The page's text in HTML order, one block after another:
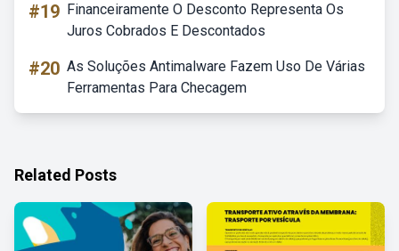
#19 Financeiramente O Desconto Representa Os
Juros Cobrados E Descontados
#20 As Soluções Antimalware Fazem Uso De Várias
Ferramentas Para Checagem
Related Posts